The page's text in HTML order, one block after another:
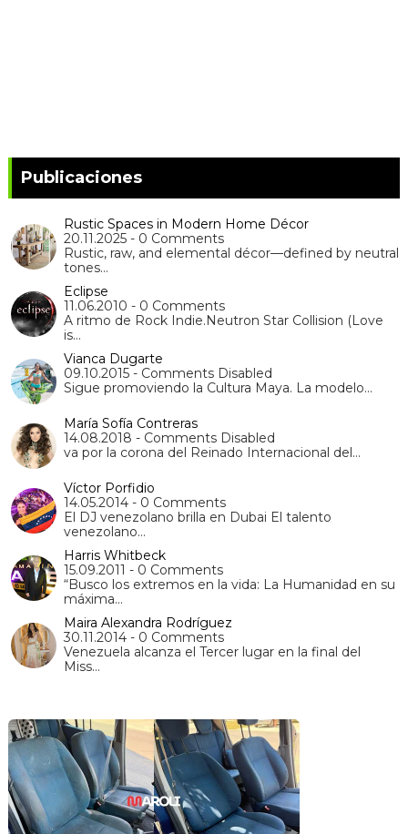
Publicaciones
Rustic Spaces in Modern Home Décor
20.11.2025 - 0 Comments
Rustic, raw, and elemental décor—defined by neutral
tones…
Eclipse
11.06.2010 - 0 Comments
A ritmo de Rock Indie.Neutron Star Collision (Love
is…
Vianca Dugarte
09.10.2015 - Comments Disabled
Sigue promoviendo la Cultura Maya. La modelo…
María Sofía Contreras
14.08.2018 - Comments Disabled
va por la corona del Reinado Internacional del…
Víctor Porfidio
14.05.2014 - 0 Comments
El DJ venezolano brilla en Dubai El talento
venezolano…
Harris Whitbeck
15.09.2011 - 0 Comments
“Busco los extremos en la vida: La Humanidad en su
máxima…
Maira Alexandra Rodríguez
30.11.2014 - 0 Comments
Venezuela alcanza el Tercer lugar en la final del
Miss…